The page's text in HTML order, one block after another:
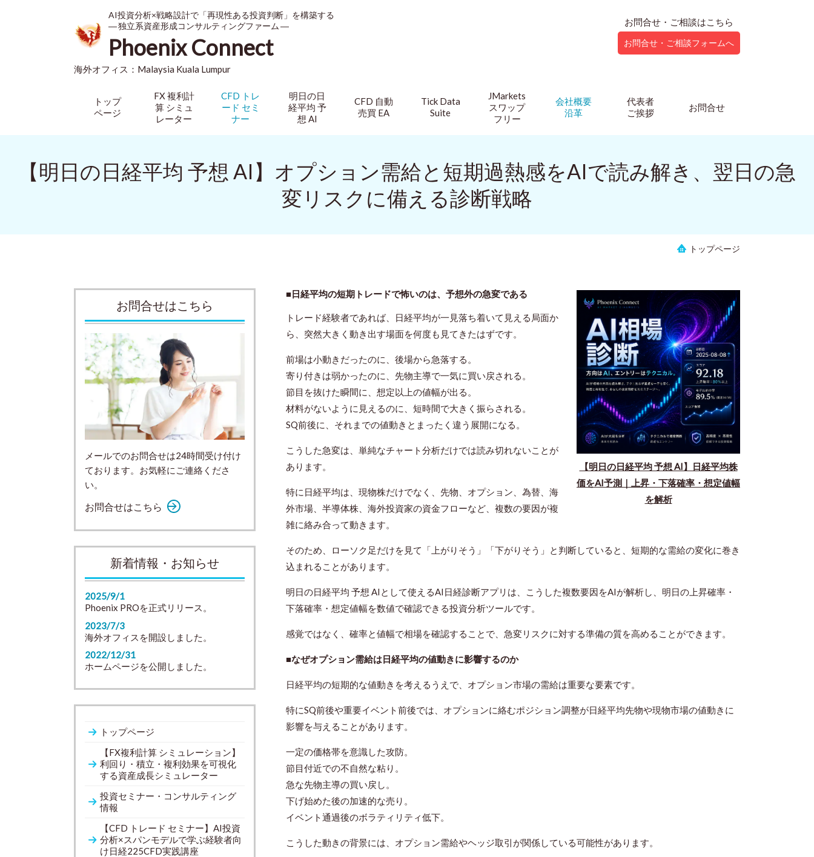
AI投資分析×戦略設計で「再現性ある投資判断」を構築する
― 独立系資産形成コンサルティングファーム ―
Phoenix Connect
海外オフィス： Malaysia Kuala Lumpur
お問合せ・ご相談はこちら
お問合せ・ご相談フォームへ
トップ
ページ
FX 複利計
算 シミュ
レーター
CFD トレ
ード セミ
ナー
明日の日
経平均 予
想 AI
CFD 自動
売買 EA
Tick Data
Suite
JMarkets
スワップ
フリー
会社概要
沿革
代表者
ご挨拶
お問合せ
【明日の日経平均 予想 AI】オプション需給と短期過熱感をAIで読み解き、翌日の急
変リスクに備える診断戦略
トップページ
【明日の日経平均 予想 AI】日経平均株
価をAI予測｜上昇・下落確率・想定値幅
を解析
■日経平均の短期トレードで怖いのは、予想外の急変である
トレード経験者であれば、日経平均が一見落ち着いて見える局面か
ら、突然大きく動き出す場面を何度も見てきたはずです。
前場は小動きだったのに、後場から急落する。
寄り付きは弱かったのに、先物主導で一気に買い戻される。
節目を抜けた瞬間に、想定以上の値幅が出る。
材料がないように見えるのに、短時間で大きく振らされる。
SQ前後に、それまでの値動きとまったく違う展開になる。
こうした急変は、単純なチャート分析だけでは読み切れないことが
あります。
特に日経平均は、現物株だけでなく、先物、オプション、為替、海
外市場、半導体株、海外投資家の資金フローなど、複数の要因が複
雑に絡み合って動きます。
そのため、ローソク足だけを見て「上がりそう」「下がりそう」と判断していると、短期的な需給の変化に巻き
込まれることがあります。
明日の日経平均 予想 AIとして使えるAI日経診断アプリは、こうした複数要因をAIが解析し、明日の上昇確率・
下落確率・想定値幅を数値で確認できる投資分析ツールです。
感覚ではなく、確率と値幅で相場を確認することで、急変リスクに対する準備の質を高めることができます。
■なぜオプション需給は日経平均の値動きに影響するのか
日経平均の短期的な値動きを考えるうえで、オプション市場の需給は重要な要素です。
特にSQ前後や重要イベント前後では、オプションに絡むポジション調整が日経平均先物や現物市場の値動きに
影響を与えることがあります。
一定の価格帯を意識した攻防。
節目付近での不自然な粘り。
急な先物主導の買い戻し。
下げ始めた後の加速的な売り。
イベント通過後のボラティリティ低下。
こうした動きの背景には、オプション需給やヘッジ取引が関係している可能性があります。
お問合せはこちら
メールでのお問合せは24時間受け付け
ております。お気軽にご連絡くださ
い。
お問合せはこちら
新着情報・お知らせ
2025/9/1
Phoenix PROを正式リリース。
2023/7/3
海外オフィスを開設しました。
2022/12/31
ホームページを公開しました。
トップページ
【FX複利計算 シミュレーション】
利回り・積立・複利効果を可視化
する資産成長シミュレーター
投資セミナー・コンサルティング
情報
【CFD トレード セミナー】AI投資
分析×スパンモデルで学ぶ経験者向
け日経225CFD実践講座